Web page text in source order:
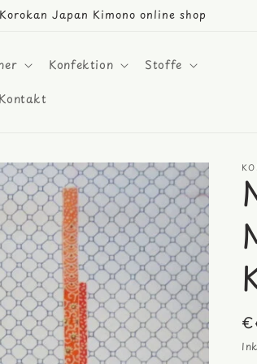
Japan Kimono online shop
Konfektion
Stoffe
Kontakt